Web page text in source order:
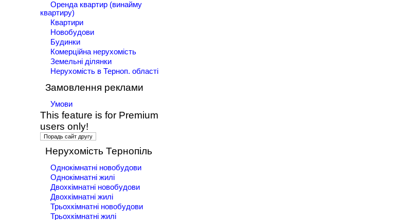
Оренда квартир (винайму
квартиру)
Квартири
Новобудови
Будинки
Комерційна нерухомість
Земельні ділянки
Нерухомість в Терноп. області
Замовлення реклами
Умови
This feature is for Premium
users only!
Нерухомість Тернопіль
Однокімнатні новобудови
Однокімнатні жилі
Двохкімнатні новобудови
Двохкімнатні жилі
Трьохкімнатні новобудови
Трьохкімнатні жилі